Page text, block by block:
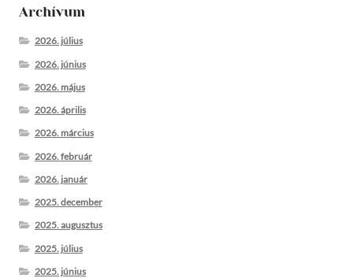
Archívum
2026. július
2026. június
2026. május
2026. április
2026. március
2026. február
2026. január
2025. december
2025. augusztus
2025. július
2025. június